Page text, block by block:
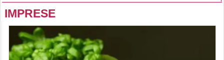
IMPRESE